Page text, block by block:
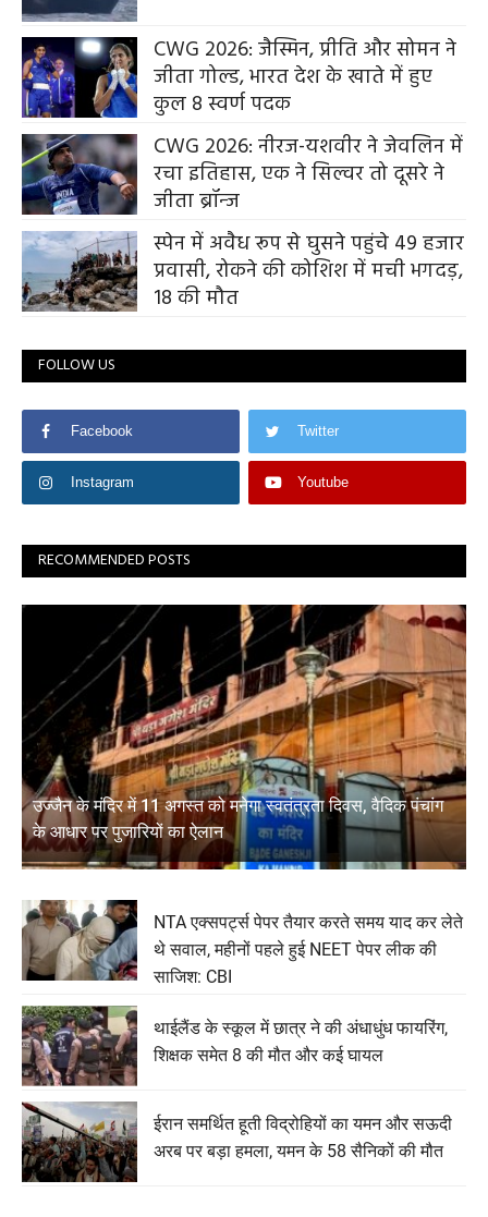
CWG 2026: जैस्मिन, प्रीति और सोमन ने
जीता गोल्ड, भारत देश के खाते में हुए
कुल 8 स्वर्ण पदक
CWG 2026: नीरज-यशवीर ने जेवलिन में
रचा इतिहास, एक ने सिल्वर तो दूसरे ने
जीता ब्रॉन्ज
स्पेन में अवैध रूप से घुसने पहुंचे 49 हजार
प्रवासी, रोकने की कोशिश में मची भगदड़,
18 की मौत
FOLLOW US
Facebook Twitter
Instagram Youtube
RECOMMENDED POSTS
उज्जैन के मंदिर में 11 अगस्त को मनेगा स्वतंत्रता दिवस, वैदिक पंचांग
के आधार पर पुजारियों का ऐलान
NTA एक्सपर्ट्स पेपर तैयार करते समय याद कर लेते
थे सवाल, महीनों पहले हुई NEET पेपर लीक की
साजिश: CBI
थाईलैंड के स्कूल में छात्र ने की अंधाधुंध फायरिंग,
शिक्षक समेत 8 की मौत और कई घायल
ईरान समर्थित हूती विद्रोहियों का यमन और सऊदी
अरब पर बड़ा हमला, यमन के 58 सैनिकों की मौत